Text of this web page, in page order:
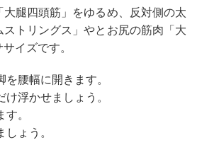
腿四頭筋」をゆるめ、反対側の太
ストリングス」やとお尻の筋肉「大
イズです。
を腰幅に開きます。
け浮かせましょう。
す。
しょう。